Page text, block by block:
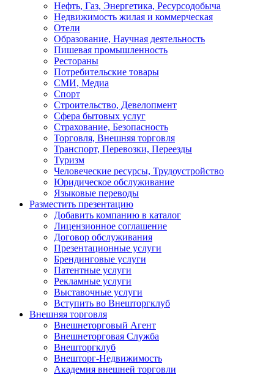
Нефть, Газ, Энергетика, Ресурсодобыча
Недвижимость жилая и коммерческая
Отели
Образование, Научная деятельность
Пишевая промышленность
Рестораны
Потребительские товары
СМИ, Медиа
Спорт
Строительство, Девелопмент
Сфера бытовых услуг
Страхование, Безопасность
Торговля, Внешняя торговля
Транспорт, Перевозки, Переезды
Туризм
Человеческие ресурсы, Трудоустройство
Юридическое обслуживание
Языковые переводы
Разместить презентацию
Добавить компанию в каталог
Лицензионное соглашение
Договор обслуживания
Презентационные услуги
Брендинговые услуги
Патентные услуги
Рекламные услуги
Выставочные услуги
Вступить во Внешторгклуб
Внешняя торговля
Внешнеторговый Агент
Внешнеторговая Служба
Внешторгклуб
Внешторг-Недвижимость
Академия внешней торговли